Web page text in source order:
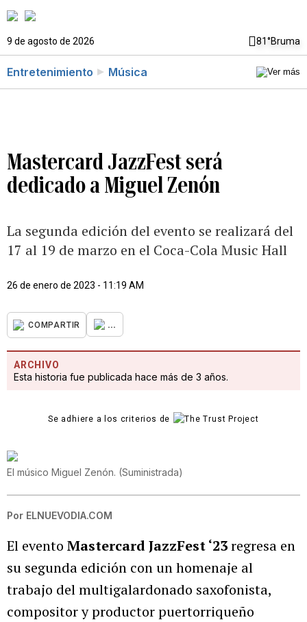
9 de agosto de 2026 81°Bruma
Entretenimiento Música
Mastercard JazzFest será
dedicado a Miguel Zenón
La segunda edición del evento se realizará del
17 al 19 de marzo en el Coca-Cola Music Hall
26 de enero de 2023 - 11:19 AM
COMPARTIR ...
ARCHIVO
Esta historia fue publicada hace más de 3 años.
Se adhiere a los criterios de
El músico Miguel Zenón. (Suministrada)
Por ELNUEVODIA.COM
El evento Mastercard JazzFest ‘23regresa en
su segunda edición con un homenaje al
trabajo del multigalardonado saxofonista,
compositor y productor puertorriqueño